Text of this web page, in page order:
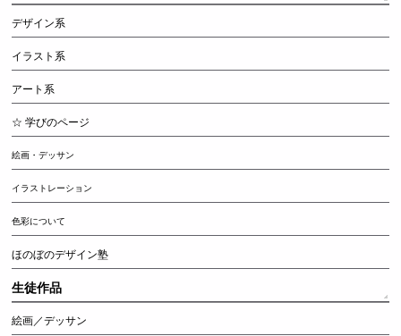
デザイン系
イラスト系
アート系
☆ 学びのページ
絵画・デッサン
イラストレーション
色彩について
ほのぼのデザイン塾
生徒作品
絵画／デッサン